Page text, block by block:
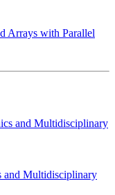
Arrays with Parallel
and Multidisciplinary